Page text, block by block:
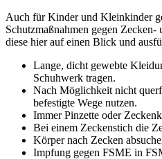
Auch für Kinder und Kleinkinder
Schutzmaßnahmen gegen
diese hier auf einen Blick und
Lange, dicht gewebte
Schuhwerk tragen.
Nach Möglichkeit nicht
befestigte Wege nutzen.
Immer Pinzette oder
Bei einem Zeckenstich die
Körper nach Zecken
Impfung gegen FSME in